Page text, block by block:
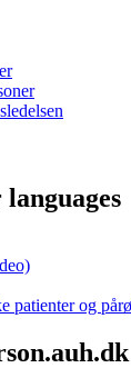
patienter og